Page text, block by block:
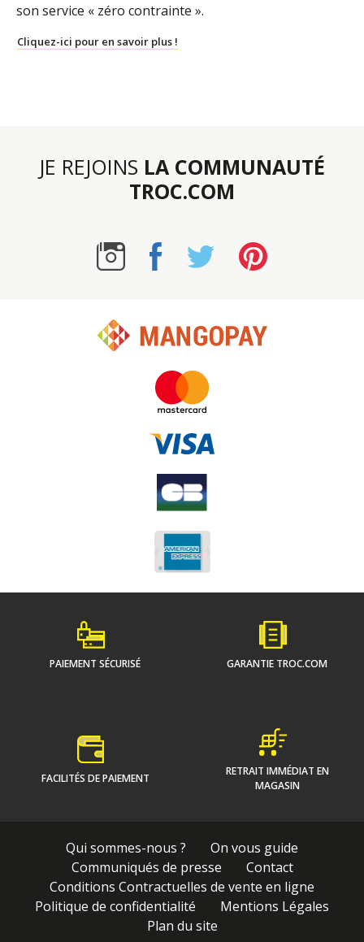
son service « zéro contrainte ».
Cliquez-ici pour en savoir plus !
JE REJOINS LA COMMUNAUTÉ
TROC.COM
PAIEMENT SÉCURISÉ GARANTIE TROC.COM
FACILITÉS DE PAIEMENT
RETRAIT IMMÉDIAT EN
MAGASIN
Qui sommes-nous ?
On vous guide
Communiqués de presse
Contact
Conditions Contractuelles de vente en ligne
Politique de confidentialité
Mentions Légales
Plan du site